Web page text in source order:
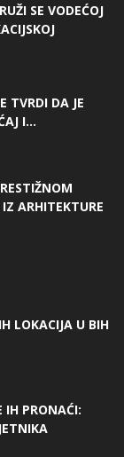
SE VODEĆOJ
TVRDI DA JE
I...
ARHITEKTURE
LOKACIJA U BIH
IH PRONAĆI: